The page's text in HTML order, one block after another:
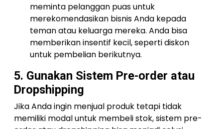
meminta pelanggan puas untuk
merekomendasikan bisnis Anda kepada
teman atau keluarga mereka. Anda bisa
memberikan insentif kecil, seperti diskon
untuk pembelian berikutnya.
5. Gunakan Sistem Pre-order atau
Dropshipping
Jika Anda ingin menjual produk tetapi tidak
memiliki modal untuk membeli stok, sistem pre-